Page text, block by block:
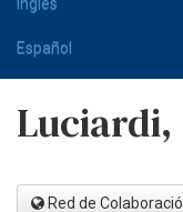
Español
Luciardi,
Red de